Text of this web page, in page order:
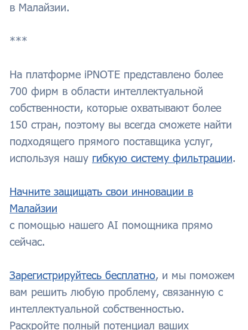
в Малайзии.
***
На платформе iPNOTE представлено более
700 фирм в области интеллектуальной
собственности, которые охватывают более
150 стран, поэтому вы всегда сможете найти
подходящего прямого поставщика услуг,
используя нашу гибкую систему фильтрации.
Начните защищать свои инновации в
Малайзии
с помощью нашего AI помощника прямо
сейчас.
Зарегистрируйтесь бесплатно, и мы поможем
вам решить любую проблему, связанную с
интеллектуальной собственностью.
Раскройте полный потенциал ваших